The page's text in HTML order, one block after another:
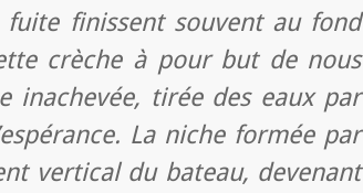
finissent souvent au fond
crèche à pour but de nous
inachevée, tirée des eaux par
La niche formée par
vertical du bateau, devenant